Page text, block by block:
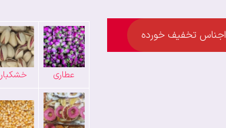
اجناس تخفیف خورده
عطاری خشکبار